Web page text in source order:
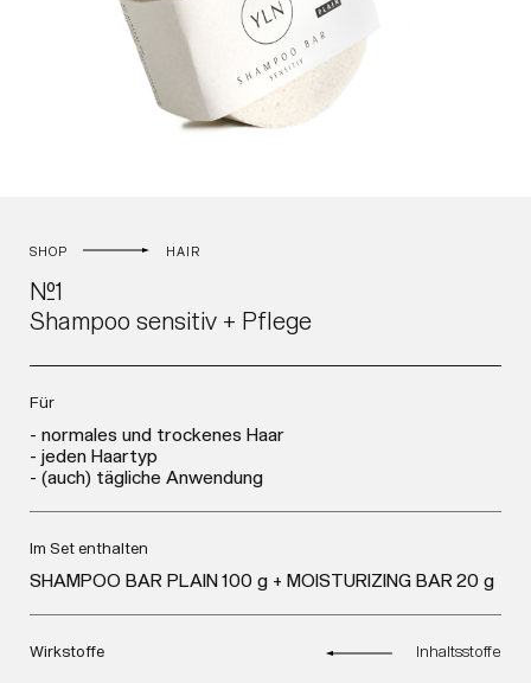
SHOP HAIR
№1
Shampoo sensitiv + Pflege
Für
- normales und trockenes Haar
- jeden Haartyp
- (auch) tägliche Anwendung
Im Set enthalten
SHAMPOO BAR PLAIN 100 g + MOISTURIZING BAR 20 g
Wirkstoffe Inhaltsstoffe